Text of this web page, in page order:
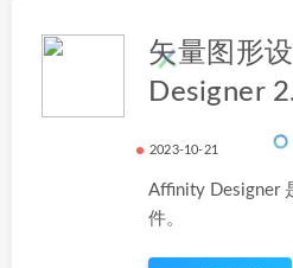
矢量图形
Designer
2023-10-21
Affinity Designer
件。